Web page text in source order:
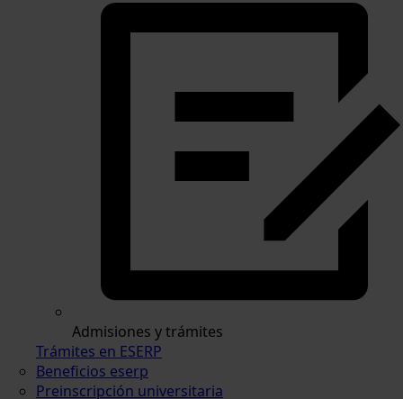
Admisiones y trámites
Trámites en ESERP
Beneficios eserp
Preinscripción universitaria